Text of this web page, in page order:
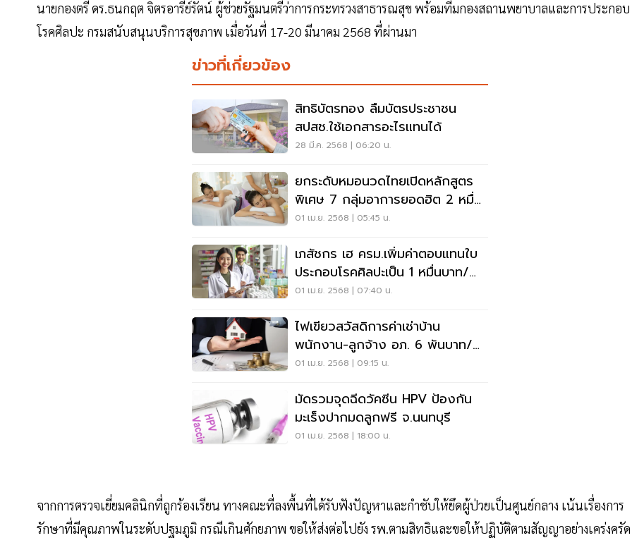
นายกองตรี ดร.ธนกฤต จิตรอารีย์รัตน์ ผู้ช่วยรัฐมนตรีว่าการกระทรวงสาธารณสุข พร้อมทีมกองสถานพยาบาลและการประกอบ
โรคศิลปะ กรมสนับสนุนบริการสุขภาพ เมื่อวันที่ 17-20 มีนาคม 2568 ที่ผ่านมา
ข่าวที่เกี่ยวข้อง
สิทธิบัตรทอง ลืมบัตรประชาชน
สปสช.ใช้เอกสารอะไรแทนได้
28 มี.ค. 2568 | 06:20 น.
ยกระดับหมอนวดไทยเปิดหลักสูตร
พิเศษ 7 กลุ่มอาการยอดฮิต 2 หมื่น
คน
01 เม.ย. 2568 | 05:45 น.
เภสัชกร เฮ ครม.เพิ่มค่าตอบแทนใบ
ประกอบโรคศิลปะเป็น 1 หมื่นบาท/
เดือน
01 เม.ย. 2568 | 07:40 น.
ไฟเขียวสวัสดิการค่าเช่าบ้าน
พนักงาน-ลูกจ้าง อภ. 6 พันบาท/
เดือน
01 เม.ย. 2568 | 09:15 น.
มัดรวมจุดฉีดวัคซีน HPV ป้องกัน
มะเร็งปากมดลูกฟรี จ.นนทบุรี
01 เม.ย. 2568 | 18:00 น.
จากการตรวจเยี่ยมคลินิกที่ถูกร้องเรียน ทางคณะที่ลงพื้นที่ได้รับฟังปัญหาและกำชับให้ยึดผู้ป่วยเป็นศูนย์กลาง เน้นเรื่องการ
รักษาที่มีคุณภาพในระดับปฐมภูมิ กรณีเกินศักยภาพ ขอให้ส่งต่อไปยัง รพ.ตามสิทธิและขอให้ปฏิบัติตามสัญญาอย่างเคร่งครั